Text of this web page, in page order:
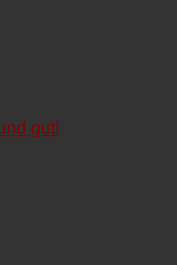
gut!